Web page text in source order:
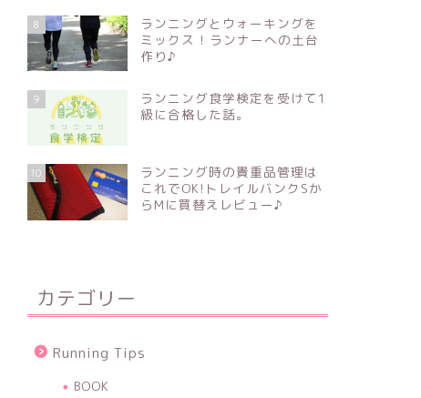
8
ランニングとウォーキングを
ミックス ! ランナーへの土台
作り♪
9
ランニング食学検定を受けて1
級に合格した話。
10
ランニング時の貴重品管理は
これでOK!トレイルバンクSか
らMに買替えレビュー♪
カテゴリー
Running Tips
BOOK